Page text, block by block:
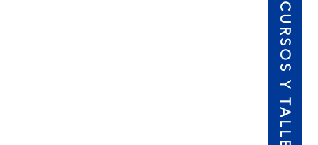
CURSOS Y TALLERES